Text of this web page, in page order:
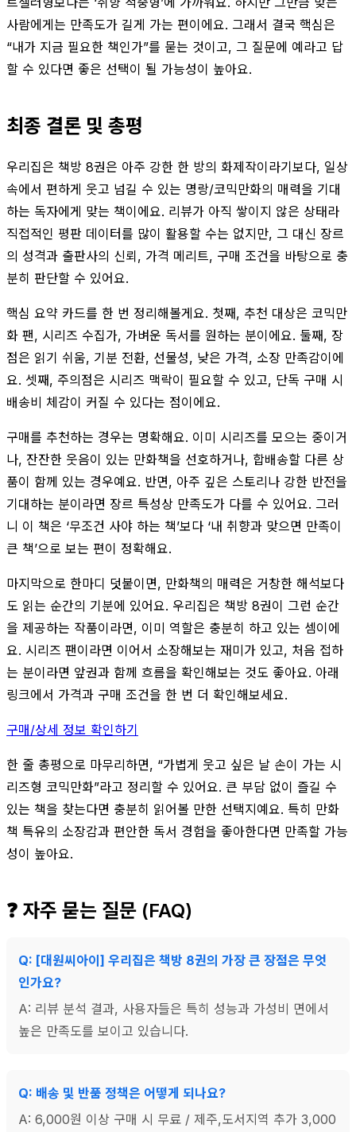
사람에게는 만족도가 길게 가는 편이에요. 그래서 결국 핵심은
“내가 지금 필요한 책인가”를 묻는 것이고, 그 질문에 예라고 답
할 수 있다면 좋은 선택이 될 가능성이 높아요.
최종 결론 및 총평
우리집은 책방 8권은 아주 강한 한 방의 화제작이라기보다, 일상
속에서 편하게 웃고 넘길 수 있는 명랑/코믹만화의 매력을 기대
하는 독자에게 맞는 책이에요. 리뷰가 아직 쌓이지 않은 상태라
직접적인 평판 데이터를 많이 활용할 수는 없지만, 그 대신 장르
의 성격과 출판사의 신뢰, 가격 메리트, 구매 조건을 바탕으로 충
분히 판단할 수 있어요.
핵심 요약 카드를 한 번 정리해볼게요. 첫째, 추천 대상은 코믹만
화 팬, 시리즈 수집가, 가벼운 독서를 원하는 분이에요. 둘째, 장
점은 읽기 쉬움, 기분 전환, 선물성, 낮은 가격, 소장 만족감이에
요. 셋째, 주의점은 시리즈 맥락이 필요할 수 있고, 단독 구매 시
배송비 체감이 커질 수 있다는 점이에요.
구매를 추천하는 경우는 명확해요. 이미 시리즈를 모으는 중이거
나, 잔잔한 웃음이 있는 만화책을 선호하거나, 합배송할 다른 상
품이 함께 있는 경우예요. 반면, 아주 깊은 스토리나 강한 반전을
기대하는 분이라면 장르 특성상 만족도가 다를 수 있어요. 그러
니 이 책은 ‘무조건 사야 하는 책’보다 ‘내 취향과 맞으면 만족이
큰 책’으로 보는 편이 정확해요.
마지막으로 한마디 덧붙이면, 만화책의 매력은 거창한 해석보다
도 읽는 순간의 기분에 있어요. 우리집은 책방 8권이 그런 순간
을 제공하는 작품이라면, 이미 역할은 충분히 하고 있는 셈이에
요. 시리즈 팬이라면 이어서 소장해보는 재미가 있고, 처음 접하
는 분이라면 앞권과 함께 흐름을 확인해보는 것도 좋아요. 아래
링크에서 가격과 구매 조건을 한 번 더 확인해보세요.
구매/상세 정보 확인하기
한 줄 총평으로 마무리하면, “가볍게 웃고 싶은 날 손이 가는 시
리즈형 코믹만화”라고 정리할 수 있어요. 큰 부담 없이 즐길 수
있는 책을 찾는다면 충분히 읽어볼 만한 선택지예요. 특히 만화
책 특유의 소장감과 편안한 독서 경험을 좋아한다면 만족할 가능
성이 높아요.
❓ 자주 묻는 질문 (FAQ)
Q: [대원씨아이] 우리집은 책방 8권의 가장 큰 장점은 무엇
인가요?
A: 리뷰 분석 결과, 사용자들은 특히 성능과 가성비 면에서
높은 만족도를 보이고 있습니다.
Q: 배송 및 반품 정책은 어떻게 되나요?
A: 6,000원 이상 구매 시 무료 / 제주,도서지역 추가 3,000